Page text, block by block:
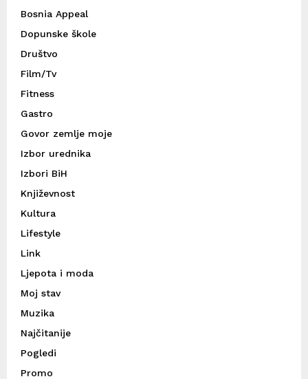
Bosnia Appeal
Dopunske škole
Društvo
Film/Tv
Fitness
Gastro
Govor zemlje moje
Izbor urednika
Izbori BiH
Književnost
Kultura
Lifestyle
Link
Ljepota i moda
Moj stav
Muzika
Najčitanije
Pogledi
Promo